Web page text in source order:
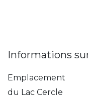
Informations
Emplacement
du Lac Cercle